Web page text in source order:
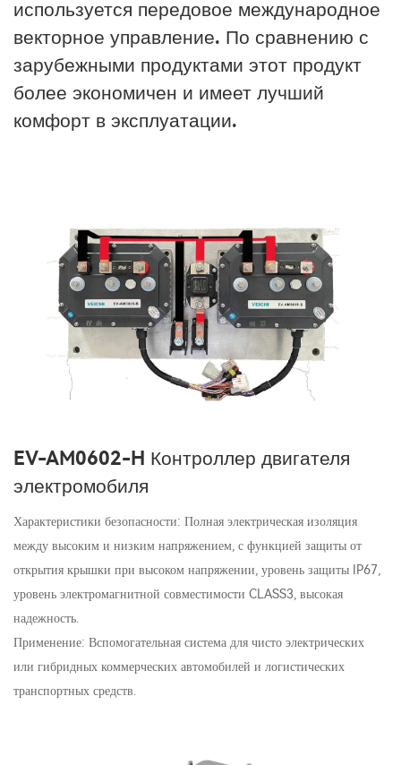
используется передовое международное
векторное управление. По сравнению с
зарубежными продуктами этот продукт
более экономичен и имеет лучший
комфорт в эксплуатации.
EV-AM0602-H Контроллер двигателя
электромобиля
Характеристики безопасности: Полная электрическая изоляция
между высоким и низким напряжением, с функцией защиты от
открытия крышки при высоком напряжении, уровень защиты IP67,
уровень электромагнитной совместимости CLASS3, высокая
надежность.
Применение: Вспомогательная система для чисто электрических
или гибридных коммерческих автомобилей и логистических
транспортных средств.